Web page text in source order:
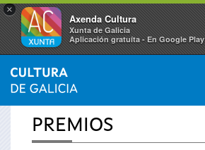
×
Axenda Cultura
Xunta de Galicia
Aplicación gratuíta - En Google Play
Vostede
está
INICIO
PREMIOS